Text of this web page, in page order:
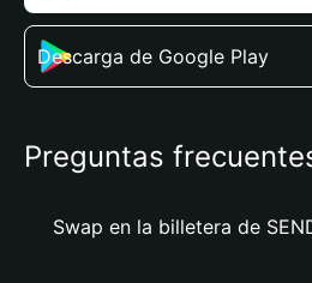
Descarga de Google Play
Preguntas
Swap en la billetera de